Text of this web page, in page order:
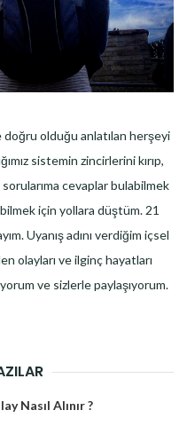
doğru olduğu anlatılan herşeyi
sistemin zincirlerini kırıp,
cevaplar bulabilmek
için yollara düştüm. 21
Uyanış adını verdiğim içsel
olayları ve ilginç hayatları
ve sizlerle paylaşıyorum.
Nasıl Alınır ?